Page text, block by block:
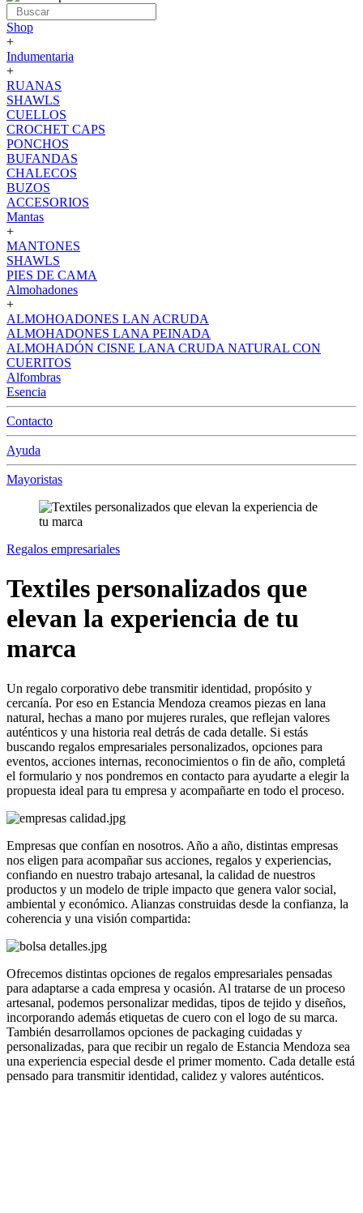
Shop
+
Indumentaria
+
RUANAS
SHAWLS
CUELLOS
CROCHET CAPS
PONCHOS
BUFANDAS
CHALECOS
BUZOS
ACCESORIOS
Mantas
+
MANTONES
SHAWLS
PIES DE CAMA
Almohadones
+
ALMOHOADONES LAN ACRUDA
ALMOHADONES LANA PEINADA
ALMOHADÓN CISNE LANA CRUDA NATURAL CON
CUERITOS
Alfombras
Esencia
Contacto
Ayuda
Mayoristas
Regalos empresariales
Textiles personalizados que
elevan la experiencia de tu
marca
Un regalo corporativo debe transmitir identidad, propósito y
cercanía. Por eso en Estancia Mendoza creamos piezas en lana
natural, hechas a mano por mujeres rurales, que reflejan valores
auténticos y una historia real detrás de cada detalle. Si estás
buscando regalos empresariales personalizados, opciones para
eventos, acciones internas, reconocimientos o fin de año, completá
el formulario y nos pondremos en contacto para ayudarte a elegir la
propuesta ideal para tu empresa y acompañarte en todo el proceso.
Empresas que confían en nosotros. Año a año, distintas empresas
nos eligen para acompañar sus acciones, regalos y experiencias,
confiando en nuestro trabajo artesanal, la calidad de nuestros
productos y un modelo de triple impacto que genera valor social,
ambiental y económico. Alianzas construidas desde la confianza, la
coherencia y una visión compartida:
Ofrecemos distintas opciones de regalos empresariales pensadas
para adaptarse a cada empresa y ocasión. Al tratarse de un proceso
artesanal, podemos personalizar medidas, tipos de tejido y diseños,
incorporando además etiquetas de cuero con el logo de su marca.
También desarrollamos opciones de packaging cuidadas y
personalizadas, para que recibir un regalo de Estancia Mendoza sea
una experiencia especial desde el primer momento. Cada detalle está
pensado para transmitir identidad, calidez y valores auténticos.